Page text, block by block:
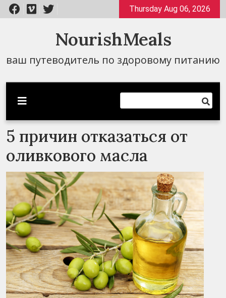
Перейти
к
Thursday Aug 06, 2026
NourishMeals
ваш путеводитель по здоровому питанию
5 причин отказаться от
оливкового масла